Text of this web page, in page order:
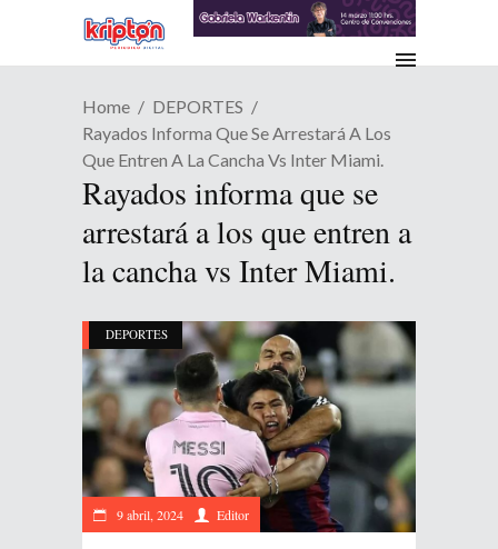
Home
DEPORTES
Rayados Informa Que Se Arrestará A Los
Que Entren A La Cancha Vs Inter Miami.
Rayados informa que se
arrestará a los que entren a
la cancha vs Inter Miami.
DEPORTES
9 abril, 2024 Editor